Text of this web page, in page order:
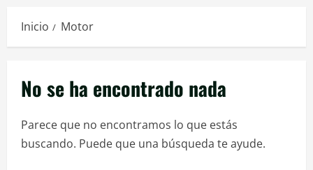
Inicio Motor
No se ha encontrado nada
Parece que no encontramos lo que estás
buscando. Puede que una búsqueda te ayude.